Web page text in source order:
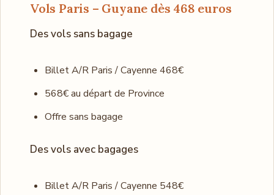
Vols Paris – Guyane dès 468 euros
Des vols sans bagage
Billet A/R Paris / Cayenne 468€
568€ au départ de Province
Offre sans bagage
Des vols avec bagages
Billet A/R Paris / Cayenne 548€